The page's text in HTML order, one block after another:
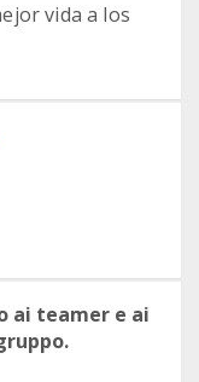
vida a los
ai teamer e ai